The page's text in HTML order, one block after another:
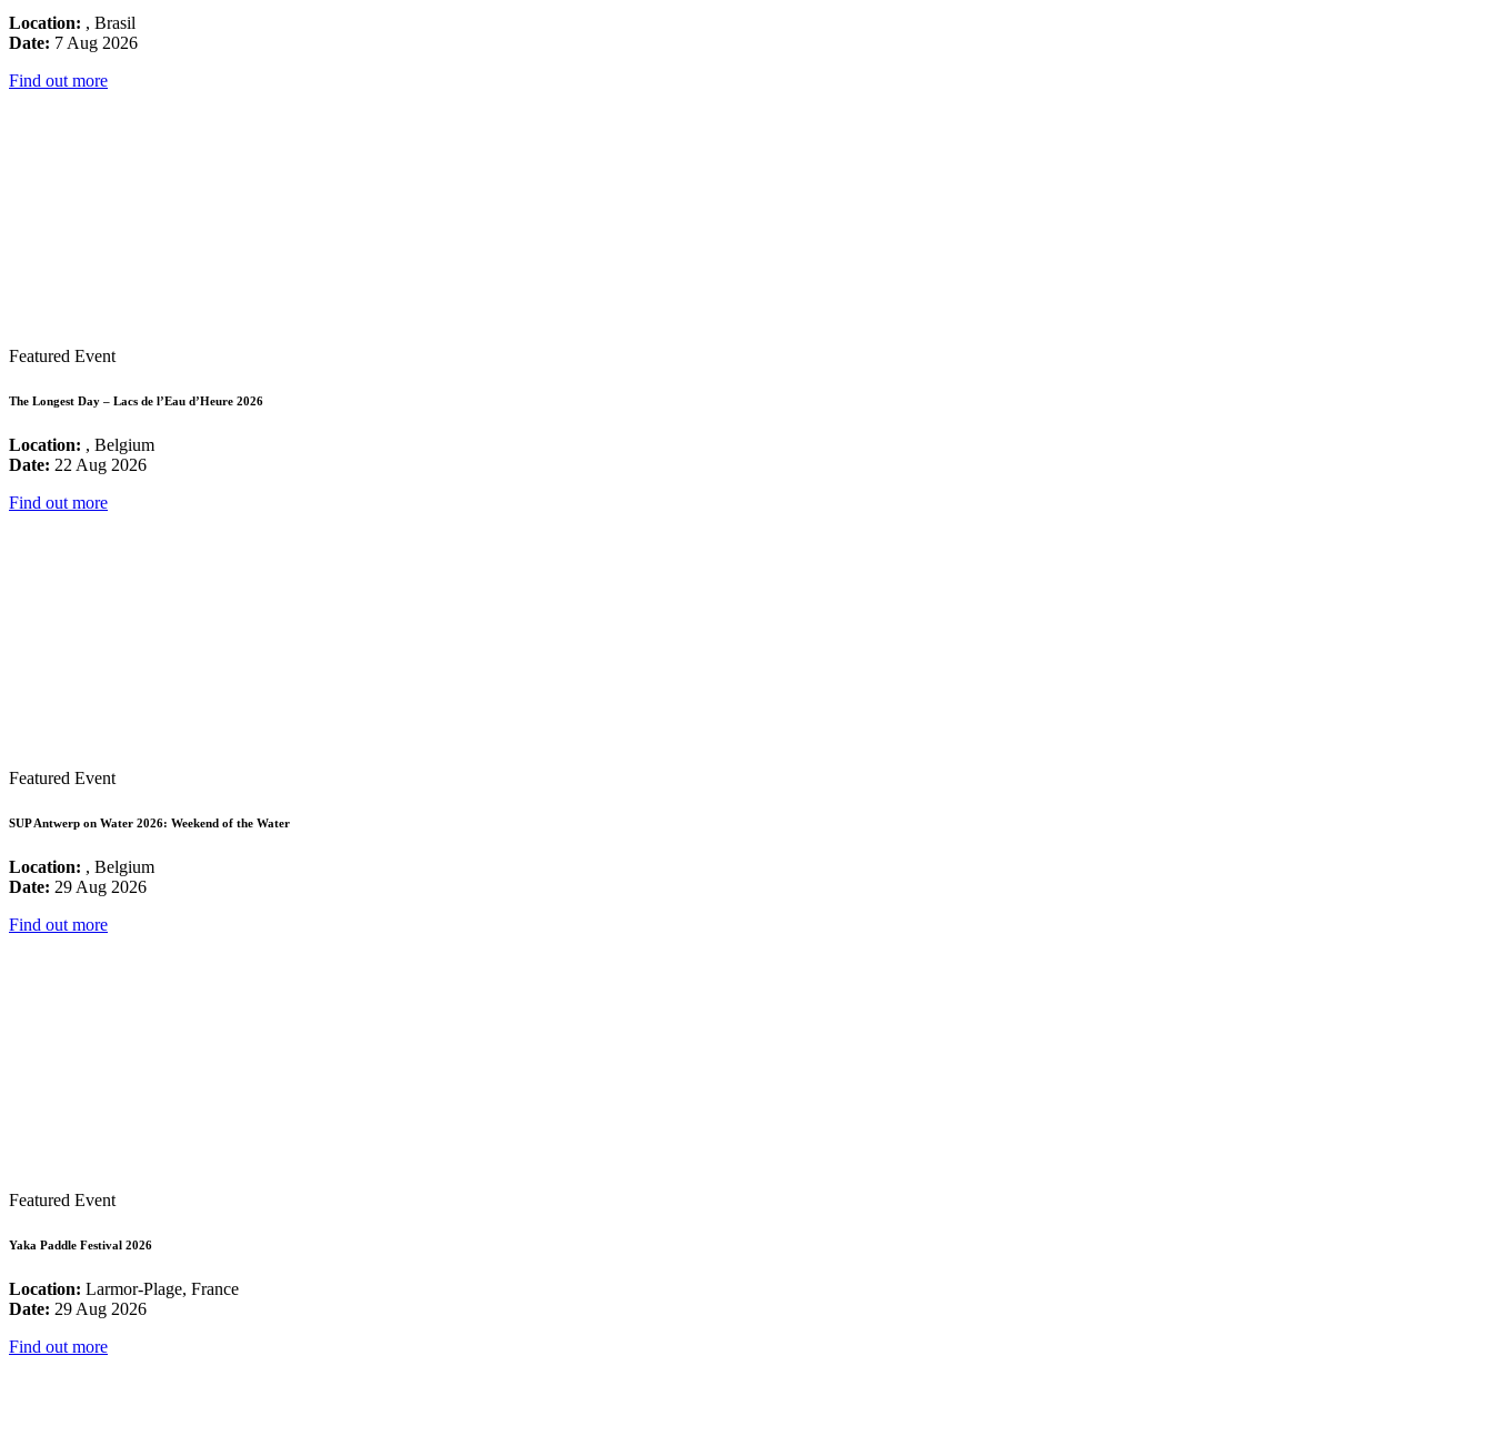
Location: , Brasil
Date: 7 Aug 2026
Find out more
Featured Event
The Longest Day – Lacs de l’Eau d’Heure 2026
Location: , Belgium
Date: 22 Aug 2026
Find out more
Featured Event
SUP Antwerp on Water 2026: Weekend of the Water
Location: , Belgium
Date: 29 Aug 2026
Find out more
Featured Event
Yaka Paddle Festival 2026
Location: Larmor-Plage, France
Date: 29 Aug 2026
Find out more